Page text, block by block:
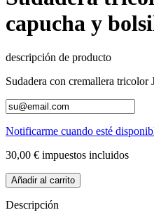
capucha y
descripción de producto
Sudadera con cremallera tricolor
Notificarme cuando esté
30,00 € impuestos incluidos
Añadir al carrito
Descripción